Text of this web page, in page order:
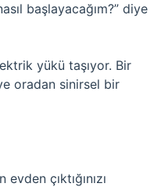
başlayacağım?” diye
yükü taşıyor. Bir
oradan sinirsel bir
çıktığınızı